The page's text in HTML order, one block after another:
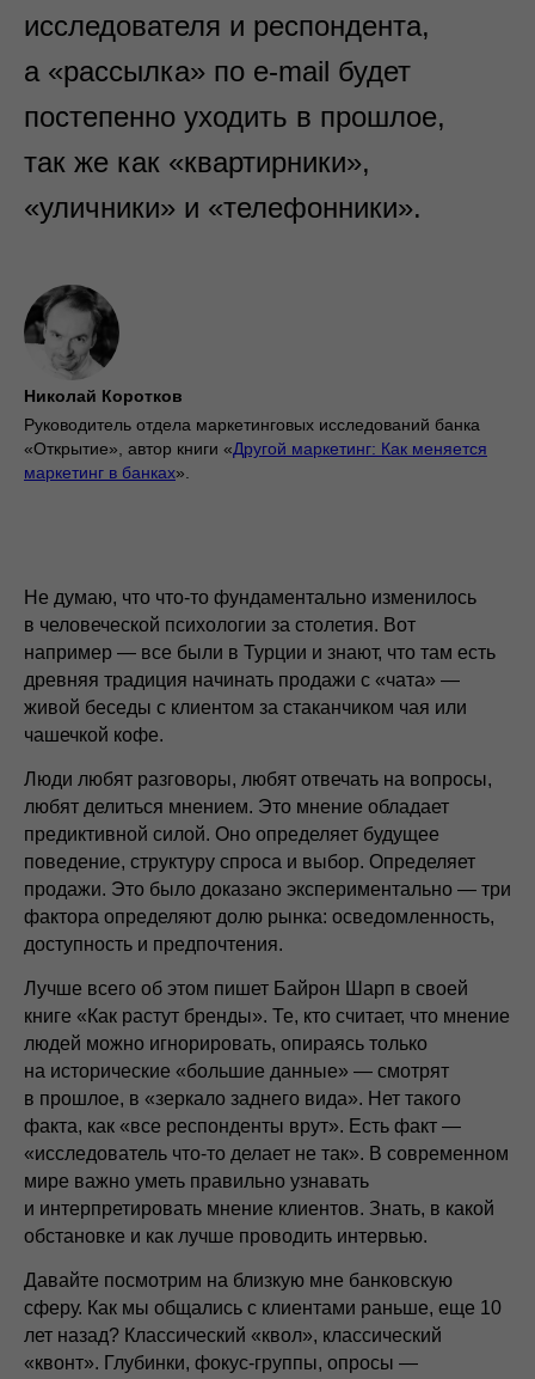
исследователя и респондента,
а «рассылка» по e-mail будет
постепенно уходить в прошлое,
так же как «квартирники»,
«уличники» и «телефонники».
Николай Коротков
Руководитель отдела маркетинговых исследований банка
«Открытие», автор книги «Другой маркетинг: Как меняется
маркетинг в банках».
Не думаю, что что-то фундаментально изменилось
в человеческой психологии за столетия. Вот
например — все были в Турции и знают, что там есть
древняя традиция начинать продажи с «чата» —
живой беседы с клиентом за стаканчиком чая или
чашечкой кофе.
Люди любят разговоры, любят отвечать на вопросы,
любят делиться мнением. Это мнение обладает
предиктивной силой. Оно определяет будущее
поведение, структуру спроса и выбор. Определяет
продажи. Это было доказано экспериментально — три
фактора определяют долю рынка: осведомленность,
доступность и предпочтения.
Лучше всего об этом пишет Байрон Шарп в своей
книге «Как растут бренды». Те, кто считает, что мнение
людей можно игнорировать, опираясь только
на исторические «большие данные» — смотрят
в прошлое, в «зеркало заднего вида». Нет такого
факта, как «все респонденты врут». Есть факт —
«исследователь что-то делает не так». В современном
мире важно уметь правильно узнавать
и интерпретировать мнение клиентов. Знать, в какой
обстановке и как лучше проводить интервью.
Давайте посмотрим на близкую мне банковскую
сферу. Как мы общались с клиентами раньше, еще 10
лет назад? Классический «квол», классический
«квонт». Глубинки, фокус-группы, опросы —